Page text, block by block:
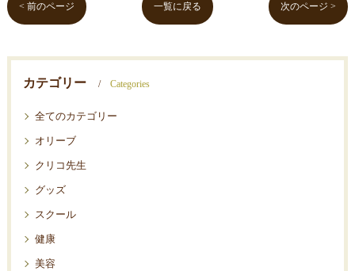
< 前のページ 一覧に戻る 次のページ >
カテゴリー Categories
全てのカテゴリー
オリーブ
クリコ先生
グッズ
スクール
健康
美容